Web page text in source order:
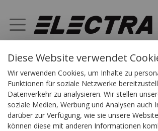
RICHTLINIE hinsichtlich der
personenbezogener
1. Allgemeine Informationen
Die Vertraulichkeit Ihrer persönlichen
der Hauptanliegen von ELECTRA SRL
Iaşi, Chimiei Blvd Nummer 8,Iaşi,
Diese Website verwendet Cookies. Indem Sie
fortsetzen möchten, stimmen Sie der Cookie-
Rechtlinie zu. Akzeptieren Verweigern
Diese Website verwendet
Wir verwenden Cookies, um Inhalte zu
Funktionen für soziale Netzwerke
Datenverkehr zu analysieren. Wir stellen
soziale Medien, Werbung und Analysen auch
darüber zur Verfügung, wie sie unsere
können diese mit anderen Informationen